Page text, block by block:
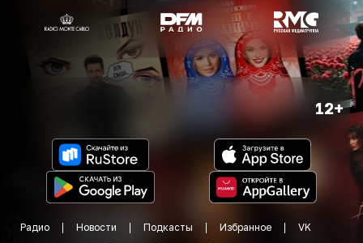
12+
Радио Новости Подкасты Избранное
VK